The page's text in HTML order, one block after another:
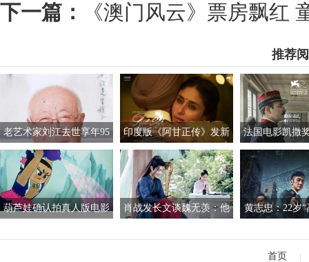
下一篇：
《澳门风云》票房飘红
推荐
老艺术家刘江去世享年95
岁 曾饰演过胡汉三
印度版《阿甘正传》发新
海报 阿米尔汗与女主亮相
法国电影凯撒
风波 董事会成
葫芦娃确认拍真人版电影
肖战发长文谈魏无羡：他
黄志忠：22岁“
首页